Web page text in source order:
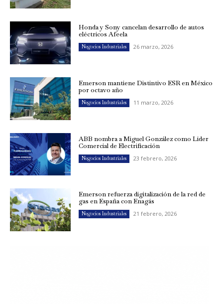
Honda y Sony cancelan desarrollo de autos
eléctricos Afeela
Negocios Industriales 26 marzo, 2026
Emerson mantiene Distintivo ESR en México
por octavo año
Negocios Industriales 11 marzo, 2026
ABB nombra a Miguel González como Líder
Comercial de Electrificación
Negocios Industriales 23 febrero, 2026
Emerson refuerza digitalización de la red de
gas en España con Enagás
Negocios Industriales 21 febrero, 2026